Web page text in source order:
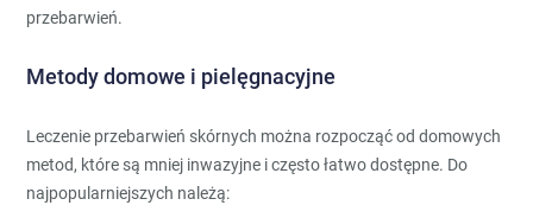
przebarwień.
Metody domowe i pielęgnacyjne
Leczenie przebarwień skórnych można rozpocząć od domowych
metod, które są mniej inwazyjne i często łatwo dostępne. Do
najpopularniejszych należą: